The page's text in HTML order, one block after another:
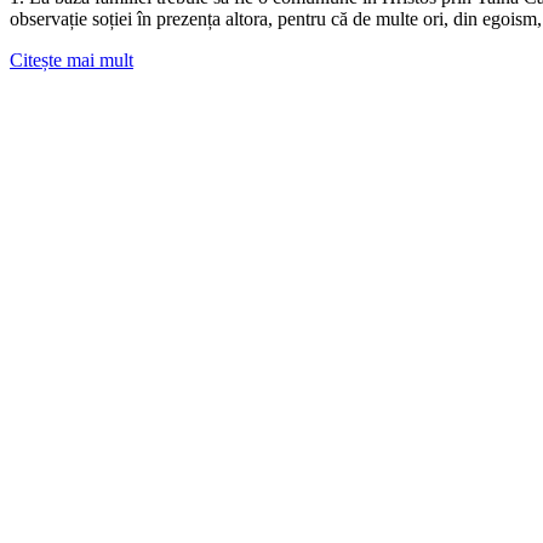
observație soției în prezența altora, pentru că de multe ori, din
Citește mai mult